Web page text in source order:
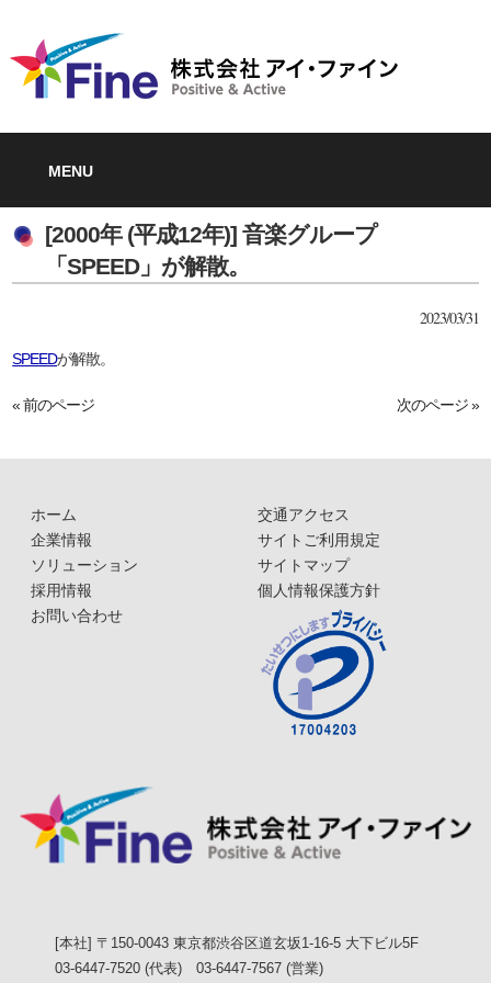
MENU
[2000年 (平成12年)] 音楽グループ
「SPEED」が解散。
2023/03/31
SPEEDが解散。
« 前のページ 次のページ »
ホーム
企業情報
ソリューション
採用情報
お問い合わせ
交通アクセス
サイトご利用規定
サイトマップ
個人情報保護方針
[本社] 〒150-0043 東京都渋谷区道玄坂1-16-5 大下ビル5F
03-6447-7520 (代表) 03-6447-7567 (営業)